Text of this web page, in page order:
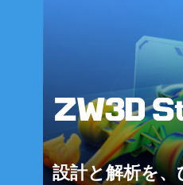
設計と解析を